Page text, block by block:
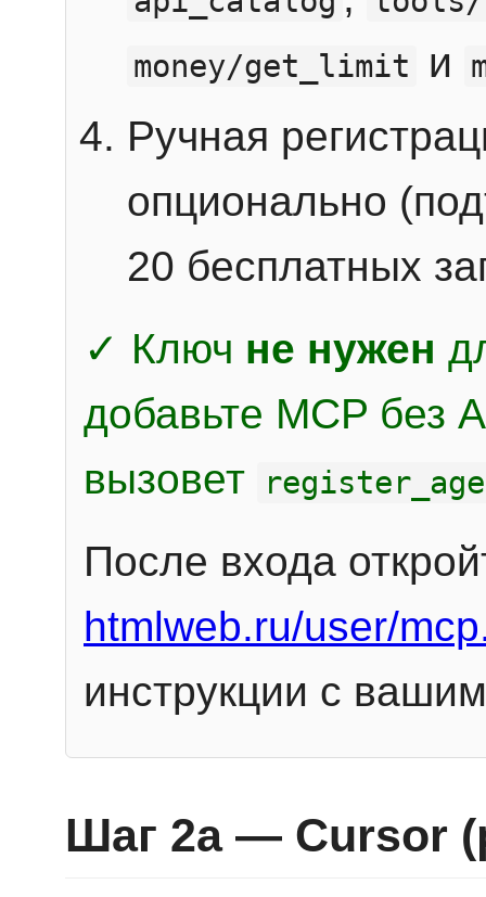
money/get_limit
и
Ручная
опционально
20 бесплатных
✓ Ключ не нужен
добавьте MCP без
вызовет
После входа
htmlweb.ru/user/
инструкции с
Шаг 2a — Cursor